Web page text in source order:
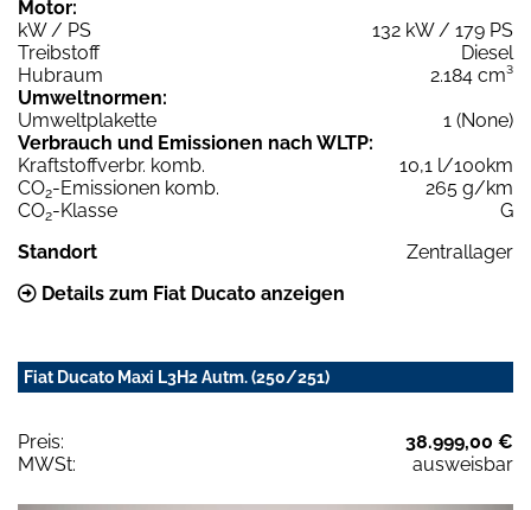
Motor:
kW / PS
132 kW / 179 PS
Treibstoff
Diesel
Hubraum
2.184 cm³
Umweltnormen:
Umweltplakette
1 (None)
Verbrauch und Emissionen nach WLTP:
Kraftstoffverbr. komb.
10,1 l/100km
CO2-Emissionen komb.
265 g/km
CO2-Klasse
G
Standort
Zentrallager
Details zum Fiat Ducato anzeigen
Fiat Ducato Maxi L3H2 Autm. (250/251)
Preis:
38.999,00 €
MWSt:
ausweisbar